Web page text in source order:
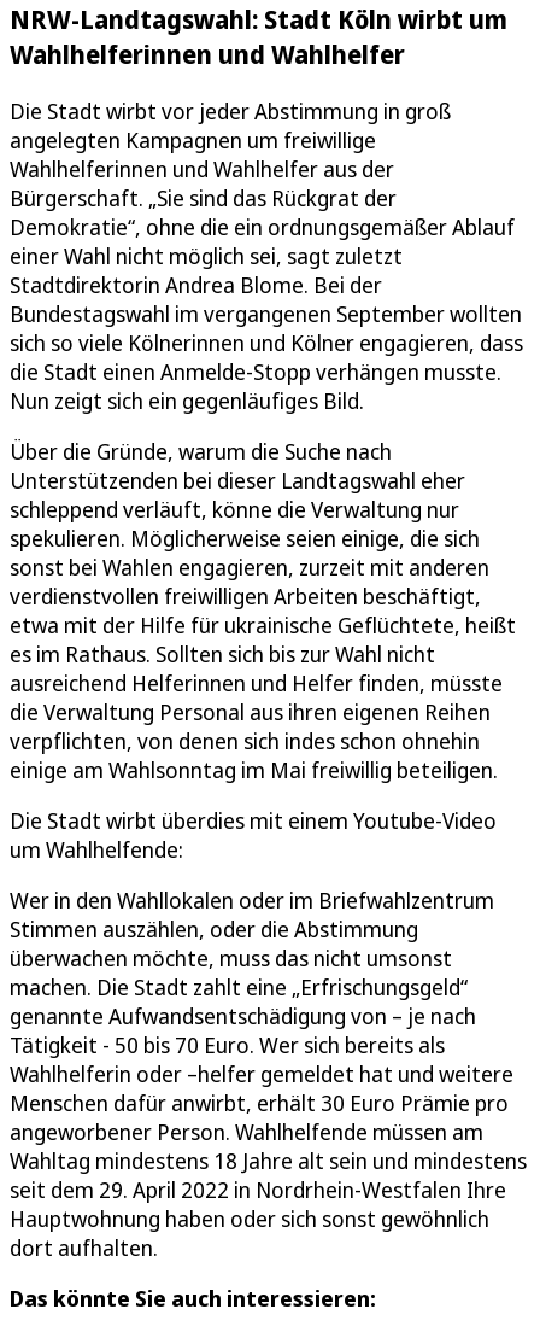
NRW-Landtagswahl: Stadt Köln wirbt um
Wahlhelferinnen und Wahlhelfer
Die Stadt wirbt vor jeder Abstimmung in groß
angelegten Kampagnen um freiwillige
Wahlhelferinnen und Wahlhelfer aus der
Bürgerschaft. „Sie sind das Rückgrat der
Demokratie“, ohne die ein ordnungsgemäßer Ablauf
einer Wahl nicht möglich sei, sagt zuletzt
Stadtdirektorin Andrea Blome. Bei der
Bundestagswahl im vergangenen September wollten
sich so viele Kölnerinnen und Kölner engagieren, dass
die Stadt einen Anmelde-Stopp verhängen musste.
Nun zeigt sich ein gegenläufiges Bild.
Über die Gründe, warum die Suche nach
Unterstützenden bei dieser Landtagswahl eher
schleppend verläuft, könne die Verwaltung nur
spekulieren. Möglicherweise seien einige, die sich
sonst bei Wahlen engagieren, zurzeit mit anderen
verdienstvollen freiwilligen Arbeiten beschäftigt,
etwa mit der Hilfe für ukrainische Geflüchtete, heißt
es im Rathaus. Sollten sich bis zur Wahl nicht
ausreichend Helferinnen und Helfer finden, müsste
die Verwaltung Personal aus ihren eigenen Reihen
verpflichten, von denen sich indes schon ohnehin
einige am Wahlsonntag im Mai freiwillig beteiligen.
Die Stadt wirbt überdies mit einem Youtube-Video
um Wahlhelfende:
Wer in den Wahllokalen oder im Briefwahlzentrum
Stimmen auszählen, oder die Abstimmung
überwachen möchte, muss das nicht umsonst
machen. Die Stadt zahlt eine „Erfrischungsgeld“
genannte Aufwandsentschädigung von – je nach
Tätigkeit - 50 bis 70 Euro. Wer sich bereits als
Wahlhelferin oder –helfer gemeldet hat und weitere
Menschen dafür anwirbt, erhält 30 Euro Prämie pro
angeworbener Person. Wahlhelfende müssen am
Wahltag mindestens 18 Jahre alt sein und mindestens
seit dem 29. April 2022 in Nordrhein-Westfalen Ihre
Hauptwohnung haben oder sich sonst gewöhnlich
dort aufhalten.
Das könnte Sie auch interessieren: